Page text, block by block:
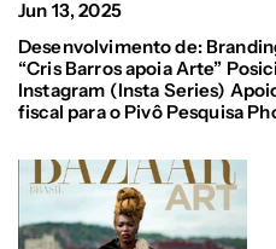
Jun 13, 2025
Desenvolvimento de:
“Cris Barros apoia Arte”
Instagram (Insta Series)
fiscal para o Pivô Pesquisa